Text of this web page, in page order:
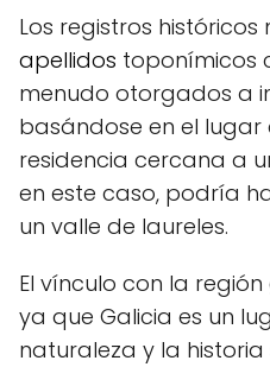
Los registros
apellidos toponímicos
menudo otorgados a
basándose en el lugar
residencia cercana a
en este caso, podría
un valle de laureles.
El vínculo con la
ya que Galicia es un
naturaleza y la